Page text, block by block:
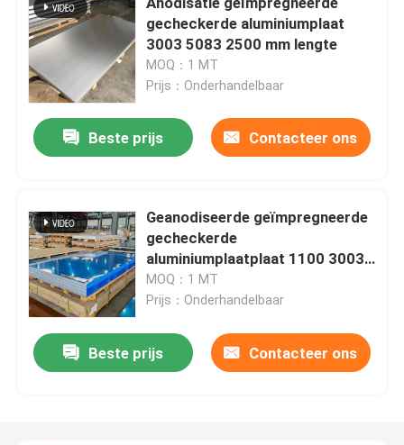
Huis
Producten
Videos
gecheckerde aluminiumplaat
3003 5083 2500 mm lengte
MOQ：1 MT
Prijs：Onderhandelbaar
Beste prijs Contacteer ons
Geanodiseerde geïmpregneerde
gecheckerde
aluminiumplaatplaat 1100 3003
5083 5 mm dikte
MOQ：1 MT
Prijs：Onderhandelbaar
Beste prijs Contacteer ons
Het Blad van het Roestvrij staalmetaal van GB 409 410 1800mm HL Oxydatie die tegen Ce SNI verzetten zich